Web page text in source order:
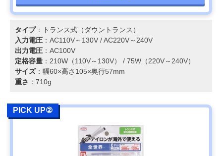
タイプ：トランス式（ダウントランス）
入力電圧 ：AC110V～130V / AC220V～240V
出力電圧 ：AC100V
定格容量 ：210W（110V～130V） / 75W（220V～240V）
サイズ：幅60×高さ105×奥行57mm
重さ ：710g
PICK UP②